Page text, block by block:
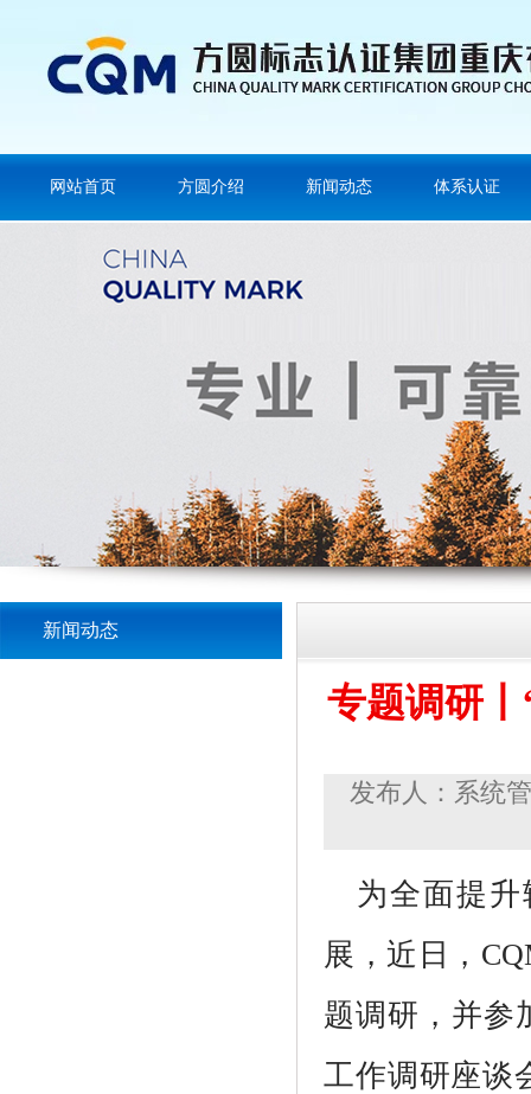
网站首页 方圆介绍 新闻动态 体系认证
新闻动态
专题调研
发布人：系统
为全面提
展，近日，
题调研，并参
工作调研座谈